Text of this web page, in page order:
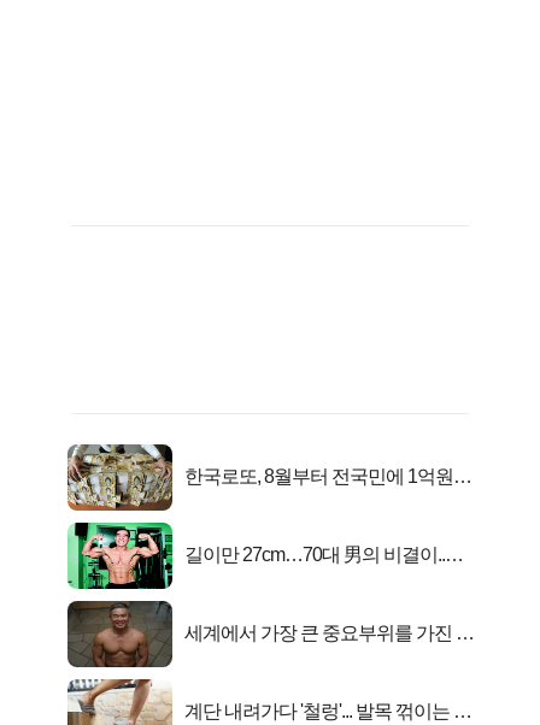
한국로또, 8월부터 전국민에 1억원씩
길이만 27cm…70대 男의 비결이..충
세계에서 가장 큰 중요부위를 가진 남
계단 내려가다 '철렁'... 발목 꺾이는 이